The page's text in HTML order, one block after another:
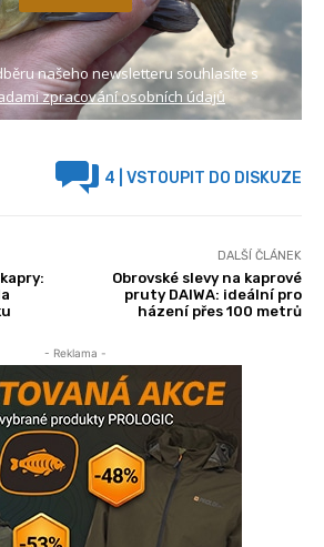
našeho newsletteru souhlasíte s
zpracování osobních údajů
4 | VSTOUPIT DO DISKUZE
DALŠÍ ČLÁNEK
Obrovské slevy na kaprové
pruty DAIWA: ideální pro
házení přes 100 metrů
- Reklama -